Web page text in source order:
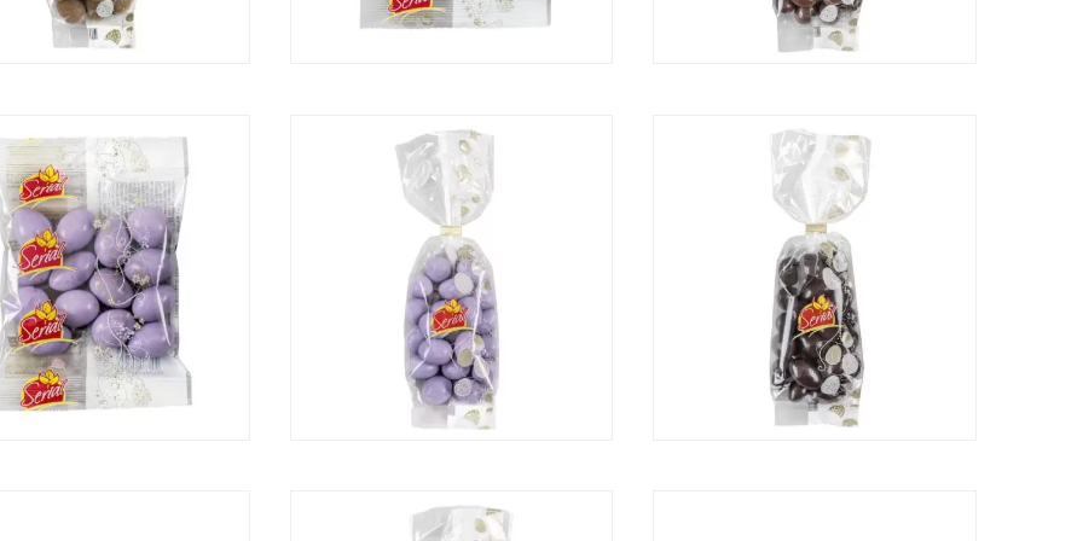
CHOCOLATE COM
CANELA
AMÊNDOAS CHOCOLATE LEITE AMÊNDOAS CHOCOLATE LEITE
AMÊNDOAS CHOCOLATE LILÁS